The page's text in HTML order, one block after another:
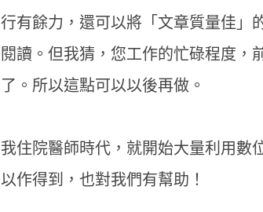
行有餘力，還可以將「文章質量佳」
閱讀。但我猜，您工作的忙碌程度，
了。所以這點可以以後再做。
我住院醫師時代，就開始大量利用數
以作得到，也對我們有幫助！